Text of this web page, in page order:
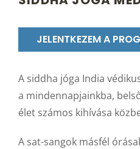
JELENTKEZEM A
A siddha jóga India
a mindennapjainkba,
élet számos kihívása
A sat-sangok másfél